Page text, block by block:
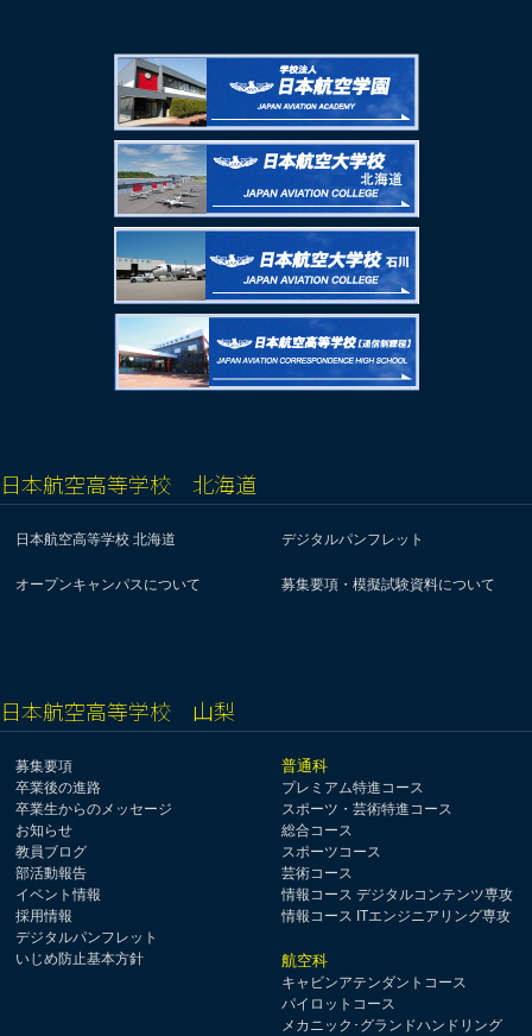
日本航空高等学校 北海道
日本航空高等学校 北海道 デジタルパンフレット
オープンキャンパスについて 募集要項・模擬試験資料について
日本航空高等学校 山梨
募集要項
卒業後の進路
卒業生からのメッセージ
お知らせ
教員ブログ
部活動報告
イベント情報
採用情報
デジタルパンフレット
いじめ防止基本方針
普通科
プレミアム特進コース
スポーツ・芸術特進コース
総合コース
スポーツコース
芸術コース
情報コース デジタルコンテンツ専攻
情報コース ITエンジニアリング専攻
航空科
キャビンアテンダントコース
パイロットコース
メカニック･グランドハンドリング